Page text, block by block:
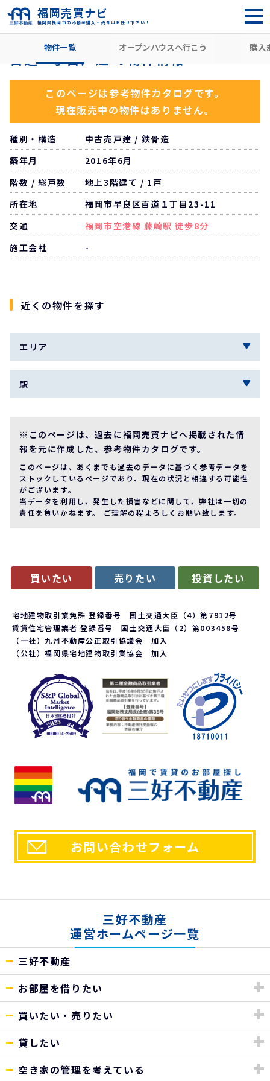
福岡県福岡市の不動産購入・売却はお任せ下さい！
福岡売買ナビ
住所から探す 福岡市早良区
物件一覧 オープンハウスへ行こう 購入
百道一丁目戸建 の物件情報
このページは参考物件カタログです。
現在販売中の物件はありません。
種別・構造
中古売戸建 / 鉄骨造
築年月
2016年6月
階数 / 総戸数
地上3階建て / 1戸
所在地
福岡市早良区百道１丁目23-11
交通
福岡市空港線 藤崎駅 徒歩8分
施工会社
-
近くの物件を探す
エリア
駅
※このページは、過去に福岡売買ナビへ掲載された情
報を元に作成した、参考物件カタログです。
このページは、あくまでも過去のデータに基づく参考データを
ストックしているページであり、現在の状況と相違する可能性
がございます。
当データを利用し、発生した損害などに関して、弊社は一切の
責任を負いかねます。 ご理解の程よろしくお願い致します。
買いたい 売りたい 投資したい
宅地建物取引業免許 登録番号 国土交通大臣（4）第7912号
賃貸住宅管理業者 登録番号 国土交通大臣（2）第003458号
（一社）九州不動産公正取引協議会 加入
（公社）福岡県宅地建物取引業協会 加入
お問い合わせフォーム
三好不動産
運営ホームページ一覧
三好不動産
お部屋を借りたい
買いたい・売りたい
貸したい
空き家の管理を考えている